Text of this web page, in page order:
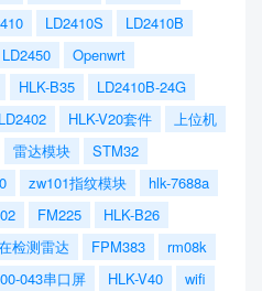
LD2410S
LD2410B
LD2450
Openwrt
HLK-B35
LD2410B-24G
LD2402 HLK-V20套件
上位机
雷达模块
STM32
zw101指纹模块
hlk-7688a
FM225
HLK-B26
检测雷达 FPM383
rm08k
043串口屏 HLK-V40
wifi